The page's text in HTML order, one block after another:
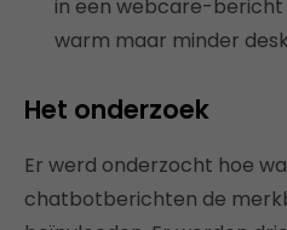
in een webcare-bericht
warm maar minder
Het onderzoek
Er werd onderzocht hoe
chatbotberichten de